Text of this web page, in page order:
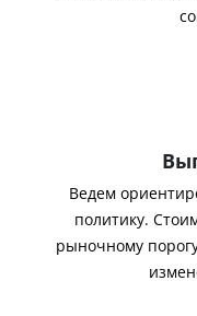
Ведем
политику.
рыночному